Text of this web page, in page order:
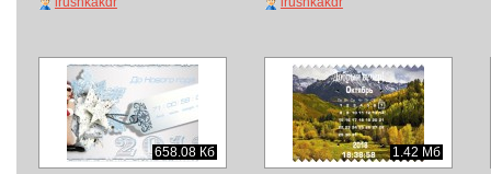
658.08 Кб
1.42 Мб